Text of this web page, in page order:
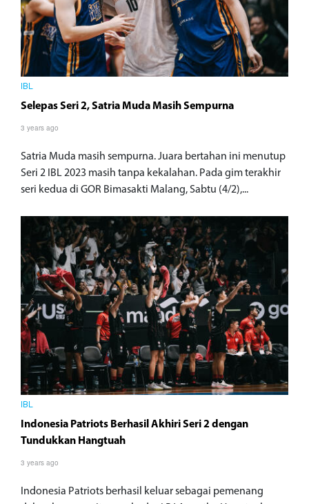
IBL
Selepas Seri 2, Satria Muda Masih Sempurna
3 years ago
Satria Muda masih sempurna. Juara bertahan ini menutup
Seri 2 IBL 2023 masih tanpa kekalahan. Pada gim terakhir
seri kedua di GOR Bimasakti Malang, Sabtu (4/2),...
IBL
Indonesia Patriots Berhasil Akhiri Seri 2 dengan
Tundukkan Hangtuah
3 years ago
Indonesia Patriots berhasil keluar sebagai pemenang